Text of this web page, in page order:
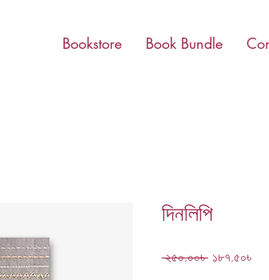
Bookstore Book Bundle
দিনলিপি
২৫০.০০৳ Regular
১৮৭.৫০৳Sale